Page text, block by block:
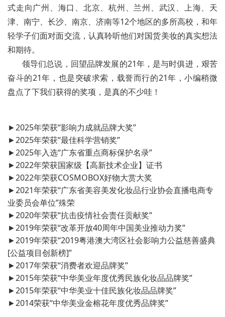
式走向广州、海口、北京、杭州、兰州、武汉、上海、天
津、南宁、长沙、南京、济南等12个地区的多所高校，和年
轻学子们面对面交流，认真聆听他们对国货美妆的真实想法
和期待。
领导们总说，回望品牌发展的21年，是与时俱进，艰苦
奋斗的21年，也是突破求索，载誉而行的21年，小编稍微
盘点了下我们获得的奖项，是真的不少哇！
►2025年荣获“影响力成就品牌大奖”
►2025年荣获“最佳科学营销奖”
►2025年入选“广东省重点商标保护名录”
►2022年荣获国家级【高新技术企业】证书
►2022年荣获COSMOBOX好物大赏大奖
►2021年荣获“广东省美容美发化妆品行业协会直播电商专
业委员会单位”殊荣
►2020年荣获“抗击疫情社会责任贡献奖”
►2019年荣获“改革开放40周年中国美业推动力奖”
►2019年荣获“2019粤港澳大湾区社会影响力公益慈善盛典
[公益项目创新榜]”
►2017年荣获“消费者欢迎品牌奖”
►2015年荣获“中华美业年度优秀民族化妆品品牌奖”
►2015年荣获“中华美业十佳民族化妆品品牌奖”
►2014荣获“中华美业金榕花年度优秀品牌奖”